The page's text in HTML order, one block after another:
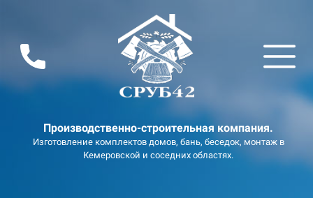
Производственно-строительная компания.
Изготовление комплектов домов, бань, беседок, монтаж в
Кемеровской и соседних областях.